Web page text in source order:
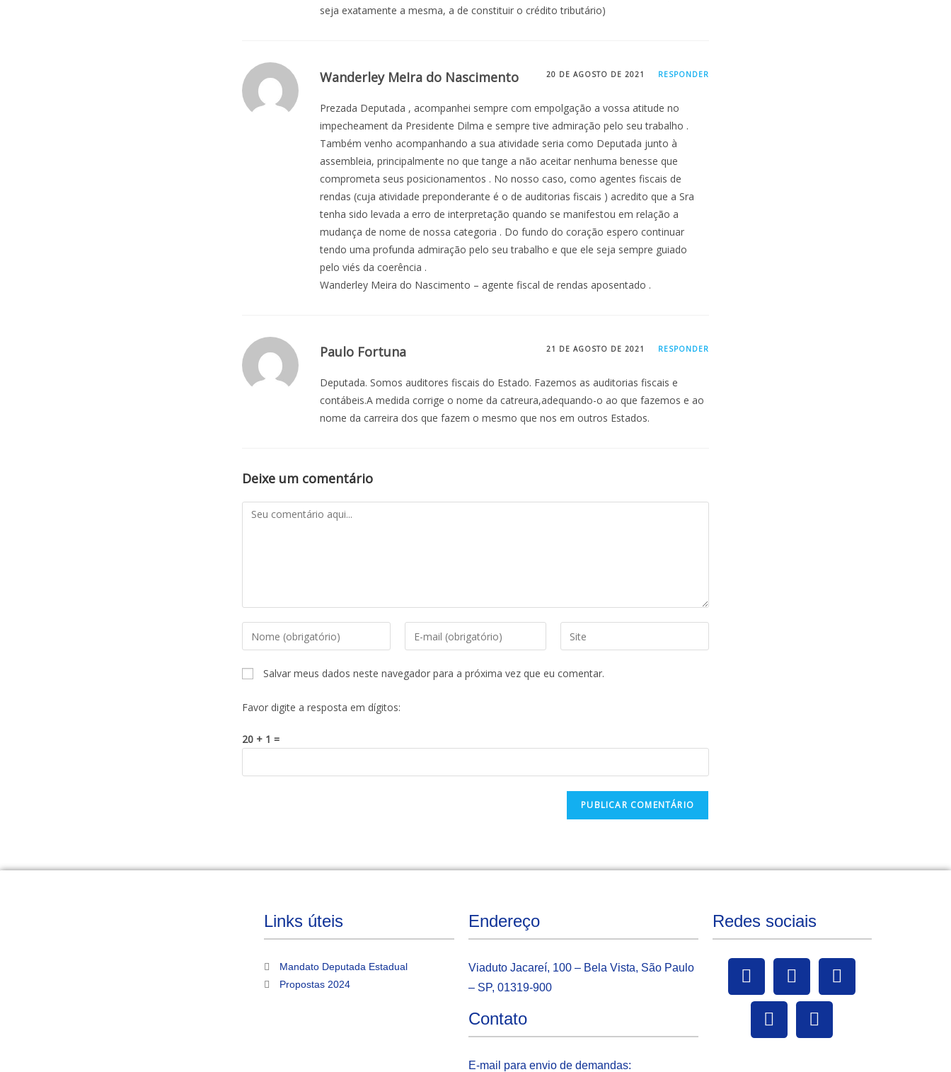
seja exatamente a mesma, a de constituir o crédito tributário)
Wanderley MeIra do Nascimento 20 DE AGOSTO DE 2021 RESPONDER
Prezada Deputada , acompanhei sempre com empolgação a vossa atitude no
impecheament da Presidente Dilma e sempre tive admiração pelo seu trabalho .
Também venho acompanhando a sua atividade seria como Deputada junto à
assembleia, principalmente no que tange a não aceitar nenhuma benesse que
comprometa seus posicionamentos . No nosso caso, como agentes fiscais de
rendas (cuja atividade preponderante é o de auditorias fiscais ) acredito que a Sra
tenha sido levada a erro de interpretação quando se manifestou em relação a
mudança de nome de nossa categoria . Do fundo do coração espero continuar
tendo uma profunda admiração pelo seu trabalho e que ele seja sempre guiado
pelo viés da coerência .
Wanderley Meira do Nascimento – agente fiscal de rendas aposentado .
Paulo Fortuna 21 DE AGOSTO DE 2021 RESPONDER
Deputada. Somos auditores fiscais do Estado. Fazemos as auditorias fiscais e
contábeis.A medida corrige o nome da catreura,adequando-o ao que fazemos e ao
nome da carreira dos que fazem o mesmo que nos em outros Estados.
Deixe um comentário
Salvar meus dados neste navegador para a próxima vez que eu comentar.
Favor digite a resposta em dígitos:
20 + 1 =
Links úteis
Mandato Deputada Estadual
Propostas 2024
Endereço
Viaduto Jacareí, 100 – Bela Vista, São Paulo
– SP, 01319-900
Contato
E-mail para envio de demandas:
Redes sociais